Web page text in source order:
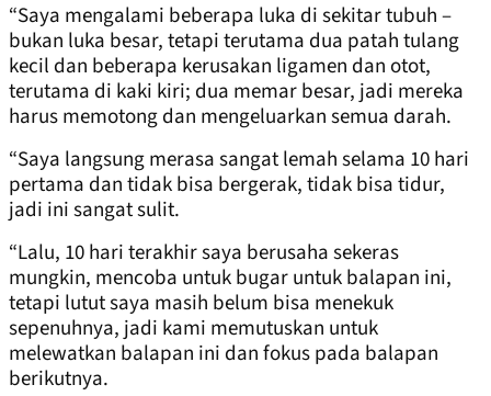
“Saya mengalami beberapa luka di sekitar tubuh –
bukan luka besar, tetapi terutama dua patah tulang
kecil dan beberapa kerusakan ligamen dan otot,
terutama di kaki kiri; dua memar besar, jadi mereka
harus memotong dan mengeluarkan semua darah.
“Saya langsung merasa sangat lemah selama 10 hari
pertama dan tidak bisa bergerak, tidak bisa tidur,
jadi ini sangat sulit.
“Lalu, 10 hari terakhir saya berusaha sekeras
mungkin, mencoba untuk bugar untuk balapan ini,
tetapi lutut saya masih belum bisa menekuk
sepenuhnya, jadi kami memutuskan untuk
melewatkan balapan ini dan fokus pada balapan
berikutnya.